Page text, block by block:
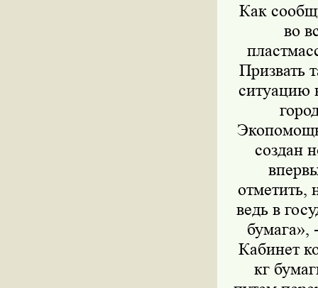
Как
во
Призвать
ситуацию
создан
отметить,
ведь в
Кабинет
кг